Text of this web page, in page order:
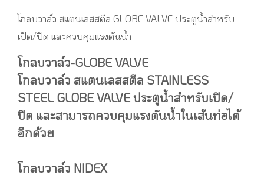
โกลบวาล์ว สแตนเลสสตีล GLOBE VALVE ประตูน้ำสำหรับ
เปิด/ปิด และควบคุมแรงดันน้ำ
โกลบวาล์ว-GLOBE VALVE
โกลบวาล์ว สแตนเลสสตีล STAINLESS
STEEL GLOBE VALVE ประตูน้ำสำหรับเปิด/
ปิด และสามารถควบคุมแรงดันน้ำในเส้นท่อได้
อีกด้วย
โกลบวาล์ว NIDEX